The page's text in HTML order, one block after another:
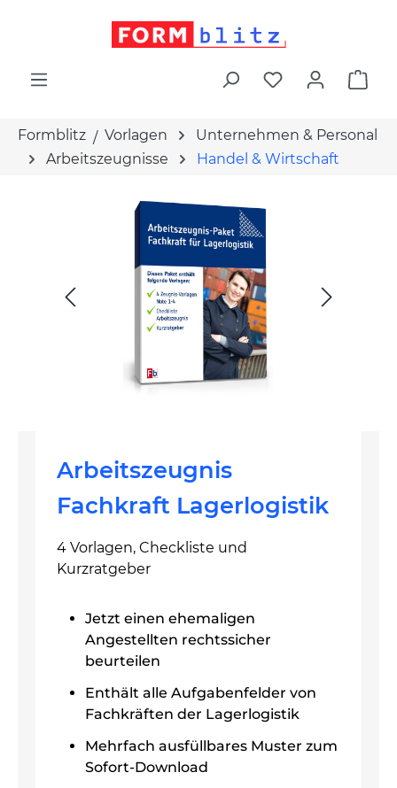
Formblitz Vorlagen
Unternehmen & Personal
Arbeitszeugnisse
Handel & Wirtschaft
Arbeitszeugnis
Fachkraft Lagerlogistik
4 Vorlagen, Checkliste und
Kurzratgeber
Jetzt einen ehemaligen
Angestellten rechtssicher
beurteilen
Enthält alle Aufgabenfelder von
Fachkräften der Lagerlogistik
Mehrfach ausfüllbares Muster zum
Sofort-Download